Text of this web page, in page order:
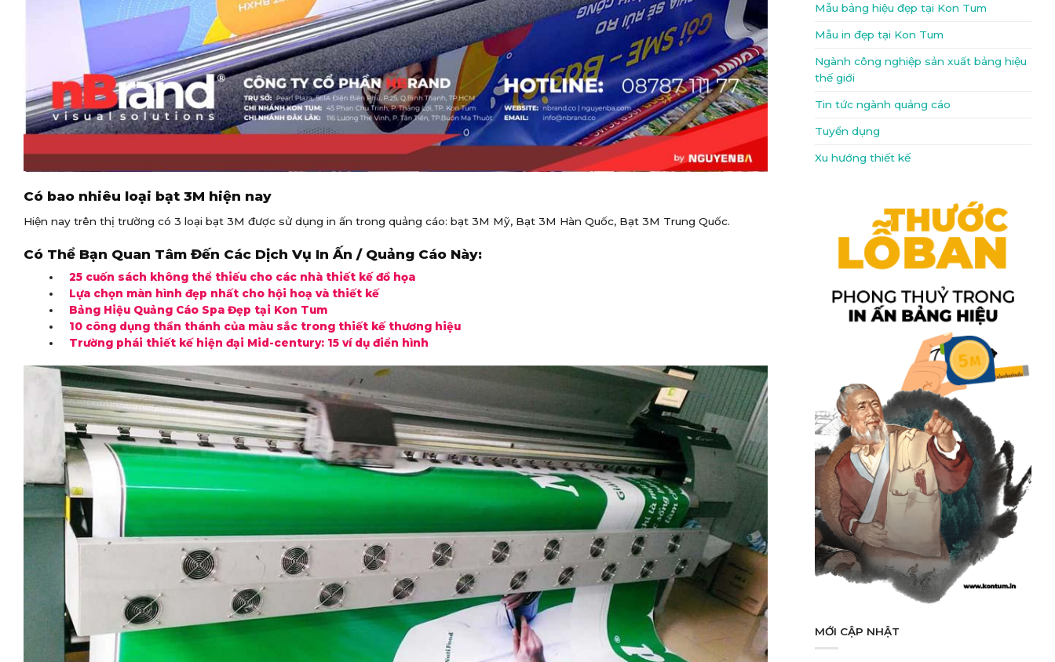
Có bao nhiêu loại bạt 3M hiện nay
Hiện nay trên thị trường có 3 loại bạt 3M được sử dụng in ấn trong quảng cáo: bạt 3M Mỹ, Bạt 3M Hàn Quốc, Bạt 3M Trung Quốc.
Có Thể Bạn Quan Tâm Đến Các Dịch Vụ In Ấn / Quảng Cáo Này:
25 cuốn sách không thể thiếu cho các nhà thiết kế đồ họa
Lựa chọn màn hình đẹp nhất cho hội hoạ và thiết kế
Bảng Hiệu Quảng Cáo Spa Đẹp tại Kon Tum
10 công dụng thần thánh của màu sắc trong thiết kế thương hiệu
Trường phái thiết kế hiện đại Mid-century: 15 ví dụ điển hình
Mẫu bảng hiệu đẹp tại Kon Tum
Mẫu in đẹp tại Kon Tum
Ngành công nghiệp sản xuất bảng hiệu
thế giới
Tin tức ngành quảng cáo
Tuyển dụng
Xu hướng thiết kế
MỚI CẬP NHẬT